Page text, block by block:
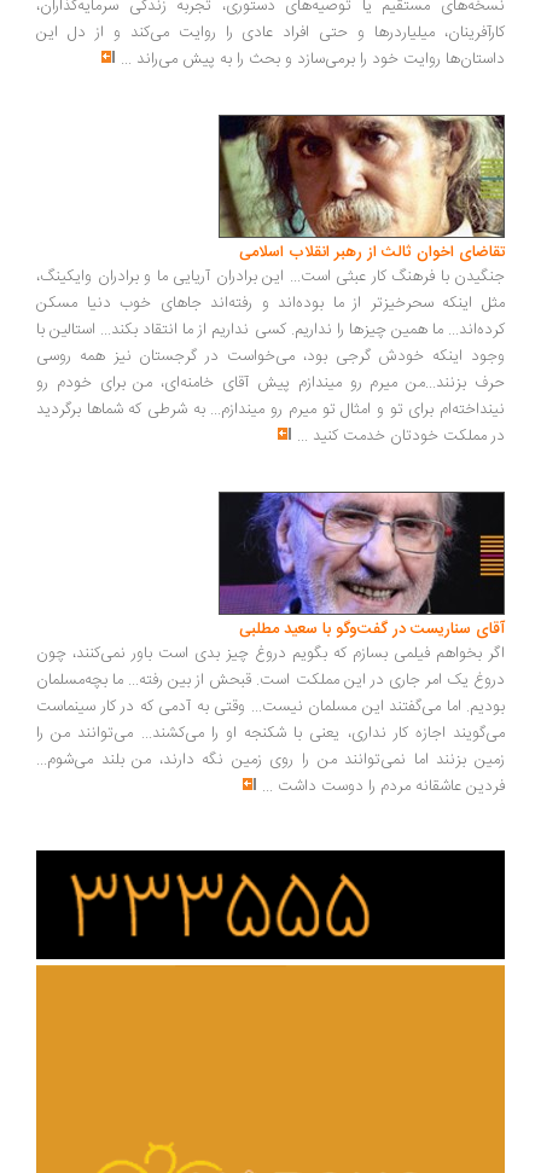
مستقیم یا توصیه‌های دستوری، تجربه زندگی سرمایه‌گذاران،
میلیاردرها و حتی افراد عادی را روایت می‌کند و از دل این
روایت خود را برمی‌سازد و بحث را به پیش می‌راند...
اخوان ثالث از رهبر انقلاب اسلامی
با فرهنگ کار عبثی است... این برادران آریایی ما و برادران وایکینگ،
اینکه سحرخیزتر از ما بوده‌اند و رفته‌اند جاهای خوب دنیا مسکن
ما همین چیزها را نداریم. کسی نداریم از ما انتقاد بکند... استالین با
اینکه خودش گرجی بود، می‌خواست در گرجستان نیز همه روسی
بزنند...من میرم رو میندازم پیش آقای خامنه‌ای، من برای خودم رو
برای تو و امثال تو میرم رو میندازم... به شرطی که شماها برگردید
مملکت خودتان خدمت کنید...
سناریست در گفت‌وگو با سعید مطلبی
بخواهم فیلمی بسازم که بگویم دروغ چیز بدی است باور نمی‌کنند، چون
یک امر جاری در این مملکت است. قبحش از بین رفته... ما بچه‌مسلمان
اما می‌گفتند این مسلمان نیست... وقتی به آدمی که در کار سینماست
اجازه کار نداری، یعنی با شکنجه او را می‌کشند... می‌توانند من را
بزنند اما نمی‌توانند من را روی زمین نگه دارند، من بلند می‌شوم...
عاشقانه مردم را دوست داشت ...